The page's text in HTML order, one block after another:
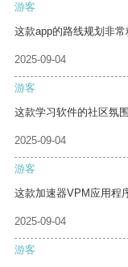
游客
这款app的路线规划非常
2025-09-04
游客
这款学习软件的社区氛
2025-09-04
游客
这款加速器VPM应用程
2025-09-04
游客